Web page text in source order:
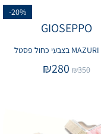
-20%
GIOSEPPO
₪350
₪280